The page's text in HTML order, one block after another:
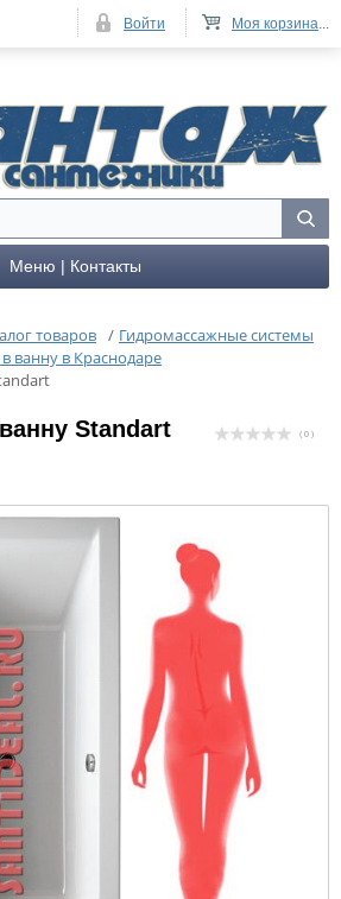
Меню | Контакты
товаров / Гидромассажные системы
ванну в Краснодаре
Standart ( 0 )
Моя корзина...
Войти